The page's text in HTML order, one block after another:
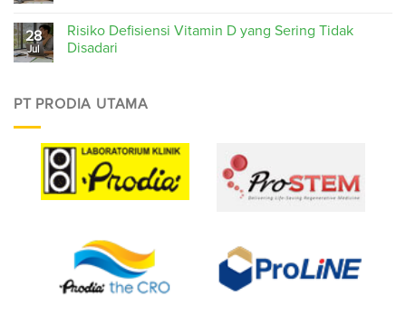
28
Jul
Risiko Defisiensi Vitamin D yang Sering Tidak
Disadari
PT PRODIA UTAMA